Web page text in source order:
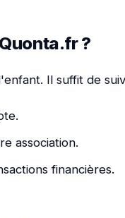
?
Il suffit de
association.
financières.